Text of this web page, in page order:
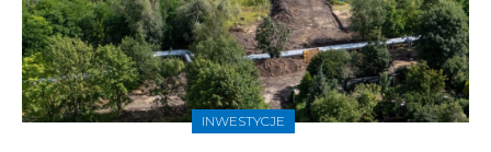
INWESTYCJE